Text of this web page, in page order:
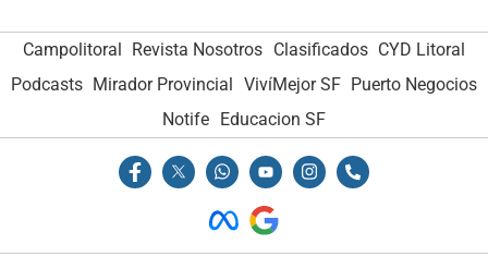
Campolitoral Revista Nosotros Clasificados CYD Litoral
Podcasts Mirador Provincial VivíMejor SF Puerto Negocios
Notife Educacion SF